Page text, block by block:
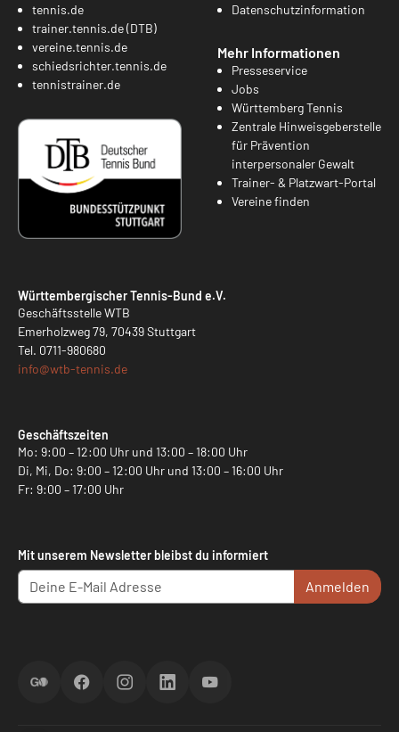
tennis.de
trainer.tennis.de (DTB)
vereine.tennis.de
schiedsrichter.tennis.de
tennistrainer.de
Datenschutzinformation
Mehr Informationen
Presseservice
Jobs
Württemberg Tennis
Zentrale Hinweisgeberstelle
für Prävention
interpersonaler Gewalt
Trainer- & Platzwart-Portal
Vereine finden
Württembergischer Tennis-Bund e.V.
Geschäftsstelle WTB
Emerholzweg 79, 70439 Stuttgart
Tel. 0711-980680
info@wtb-tennis.de
Geschäftszeiten
Mo: 9:00 – 12:00 Uhr und 13:00 – 18:00 Uhr
Di, Mi, Do: 9:00 – 12:00 Uhr und 13:00 – 16:00 Uhr
Fr: 9:00 – 17:00 Uhr
Mit unserem Newsletter bleibst du informiert
Anmelden
ScoreGOFacebookInstagramLinkedInYouTube